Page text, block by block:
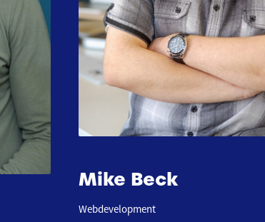
Mike Beck
Webdevelopment